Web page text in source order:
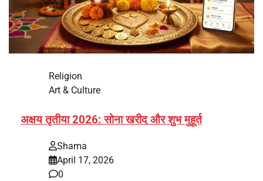
Religion
Art & Culture
अक्षय तृतीया 2026: सोना खरीद और शुभ मुहूर्त
Shama
April 17, 2026
0